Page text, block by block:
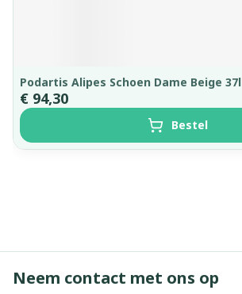
Podartis Alipes Schoen Dame Beige 37l
€ 94,30
Bestel
Neem contact met ons op